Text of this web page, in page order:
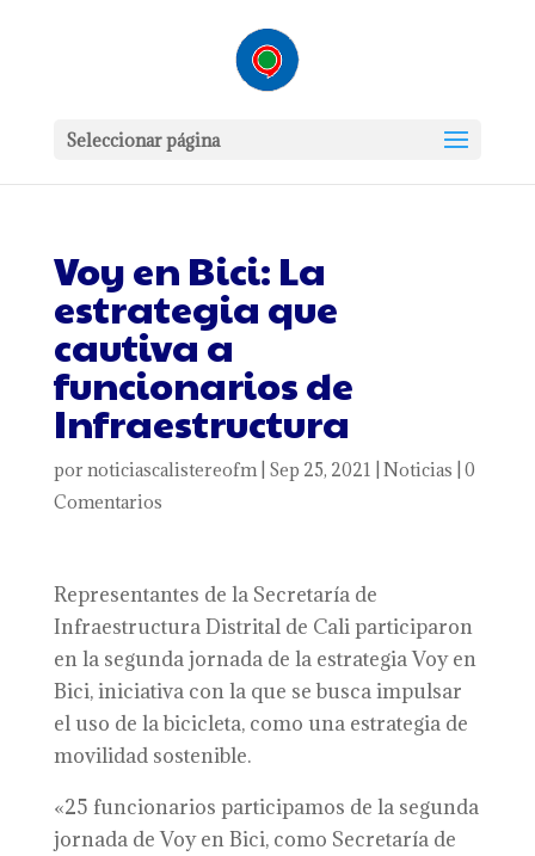
Seleccionar página
Voy en Bici: La
estrategia que
cautiva a
funcionarios de
Infraestructura
por noticiascalistereofm| Sep 25, 2021 Noticias 0
Comentarios
Representantes de la Secretaría de
Infraestructura Distrital de Cali participaron
en la segunda jornada de la estrategia Voy en
Bici, iniciativa con la que se busca impulsar
el uso de la bicicleta, como una estrategia de
movilidad sostenible.
«25 funcionarios participamos de la segunda
jornada de Voy en Bici, como Secretaría de